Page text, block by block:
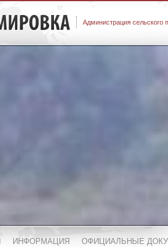
Администрация сельского
ИНФОРМАЦИЯ ОФИЦИАЛЬНЫЕ